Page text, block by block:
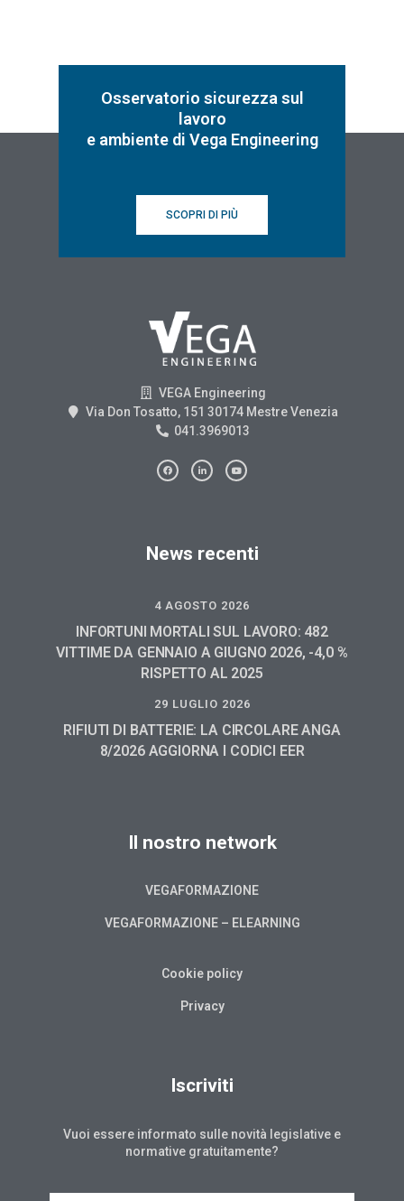
Osservatorio sicurezza sul
lavoro
e ambiente di Vega Engineering
SCOPRI DI PIÙ
VEGA Engineering
Via Don Tosatto, 151 30174 Mestre Venezia
041.3969013
News recenti
4 AGOSTO 2026
INFORTUNI MORTALI SUL LAVORO: 482
VITTIME DA GENNAIO A GIUGNO 2026, -4,0 %
RISPETTO AL 2025
29 LUGLIO 2026
RIFIUTI DI BATTERIE: LA CIRCOLARE ANGA
8/2026 AGGIORNA I CODICI EER
Il nostro network
VEGAFORMAZIONE
VEGAFORMAZIONE – ELEARNING
Cookie policy
Privacy
Iscriviti
Vuoi essere informato sulle novità legislative e
normative gratuitamente?